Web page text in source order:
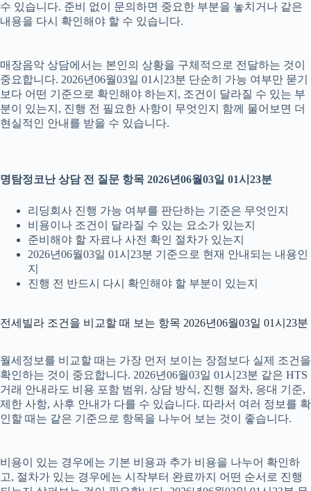
수 있습니다. 준비 없이 문의하면 중요한 부분을 놓치거나 같은
내용을 다시 확인해야 할 수 있습니다.
매장음악 상담에서는 본인의 상황을 구체적으로 전달하는 것이
중요합니다. 2026년06월03일 01시23분 단순히 가능 여부만 묻기
보다 어떤 기준으로 확인해야 하는지, 조건이 달라질 수 있는 부
분이 있는지, 진행 전 필요한 사항이 무엇인지 함께 물어보면 더
현실적인 안내를 받을 수 있습니다.
명탐정코난 상담 전 질문 항목 2026년06월03일 01시23분
리딩회사 진행 가능 여부를 판단하는 기준은 무엇인지
비용이나 조건이 달라질 수 있는 요소가 있는지
준비해야 할 자료나 사전 확인 절차가 있는지
2026년06월03일 01시23분 기준으로 현재 안내되는 내용인
지
진행 전 반드시 다시 확인해야 할 부분이 있는지
전세빌라 조건을 비교할 때 보는 항목 2026년06월03일 01시23분
월세정보를 비교할 때는 가장 먼저 보이는 장점보다 실제 조건을
확인하는 것이 중요합니다. 2026년06월03일 01시23분 같은 HTS
거래 안내라도 비용 포함 범위, 상담 방식, 진행 절차, 응대 기준,
제한 사항, 사후 안내가 다를 수 있습니다. 따라서 여러 정보를 확
인할 때는 같은 기준으로 항목을 나누어 보는 것이 좋습니다.
비용이 있는 경우에는 기본 비용과 추가 비용을 나누어 확인하
고, 절차가 있는 경우에는 시작부터 완료까지 어떤 순서로 진행